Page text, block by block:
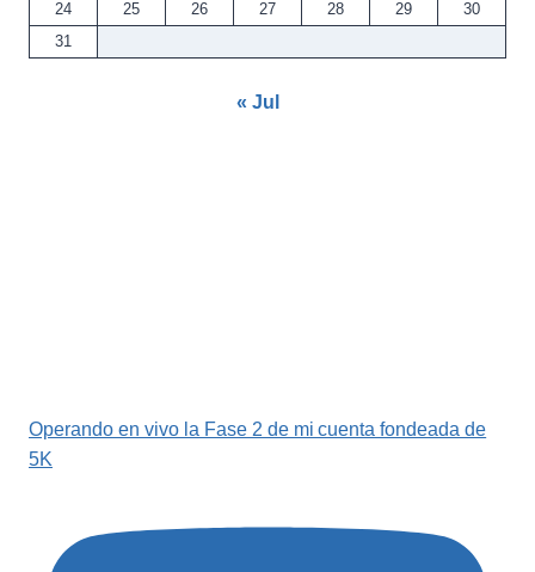
24 25 26 27 28 29
30
31
« Jul
Operando en vivo la Fase 2 de mi cuenta fondeada de
5K